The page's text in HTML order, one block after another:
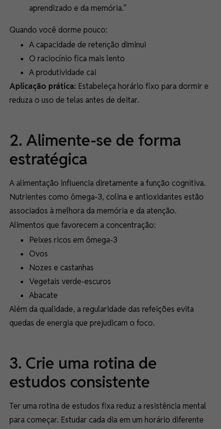
aprendizado e da memória.”
Quando você dorme pouco:
A capacidade de retenção diminui
O raciocínio fica mais lento
A produtividade cai
Aplicação prática: Estabeleça horário fixo para dormir e
reduza o uso de telas antes de deitar.
2. Alimente-se de forma
estratégica
A alimentação influencia diretamente a função cognitiva.
Nutrientes como ômega-3, colina e antioxidantes estão
associados à melhora da memória e da atenção.
Alimentos que favorecem a concentração:
Peixes ricos em ômega-3
Ovos
Nozes e castanhas
Vegetais verde-escuros
Abacate
Além da qualidade, a regularidade das refeições evita
quedas de energia que prejudicam o foco.
3. Crie uma rotina de
estudos consistente
Ter uma rotina de estudos fixa reduz a resistência mental
para começar. Estudar cada dia em um horário diferente